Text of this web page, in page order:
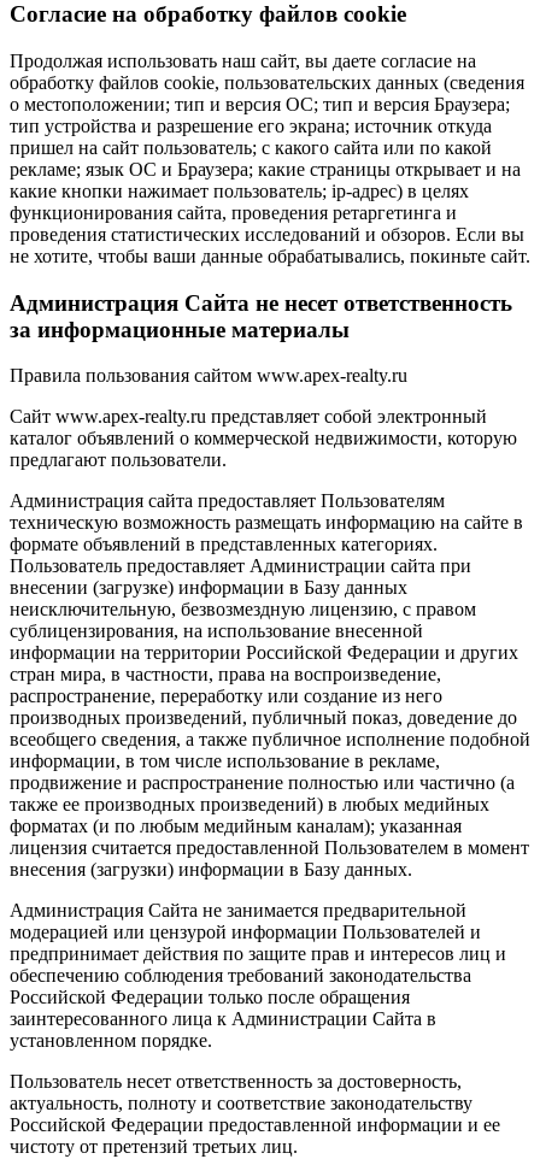
Cогласие на обработку файлов cookie
Продолжая использовать наш сайт, вы даете согласие на
обработку файлов cookie, пользовательских данных (сведения
о местоположении; тип и версия ОС; тип и версия Браузера;
тип устройства и разрешение его экрана; источник откуда
пришел на сайт пользователь; с какого сайта или по какой
рекламе; язык ОС и Браузера; какие страницы открывает и на
какие кнопки нажимает пользователь; ip-адрес) в целях
функционирования сайта, проведения ретаргетинга и
проведения статистических исследований и обзоров. Если вы
не хотите, чтобы ваши данные обрабатывались, покиньте сайт.
Администрация Сайта не несет ответственность
за информационные материалы
Правила пользования сайтом www.apex-realty.ru
Сайт www.apex-realty.ru представляет собой электронный
каталог объявлений о коммерческой недвижимости, которую
предлагают пользователи.
Администрация сайта предоставляет Пользователям
техническую возможность размещать информацию на сайте в
формате объявлений в представленных категориях.
Пользователь предоставляет Администрации сайта при
внесении (загрузке) информации в Базу данных
неисключительную, безвозмездную лицензию, с правом
сублицензирования, на использование внесенной
информации на территории Российской Федерации и других
стран мира, в частности, права на воспроизведение,
распространение, переработку или создание из него
производных произведений, публичный показ, доведение до
всеобщего сведения, а также публичное исполнение подобной
информации, в том числе использование в рекламе,
продвижение и распространение полностью или частично (а
также ее производных произведений) в любых медийных
форматах (и по любым медийным каналам); указанная
лицензия считается предоставленной Пользователем в момент
внесения (загрузки) информации в Базу данных.
Администрация Сайта не занимается предварительной
модерацией или цензурой информации Пользователей и
предпринимает действия по защите прав и интересов лиц и
обеспечению соблюдения требований законодательства
Российской Федерации только после обращения
заинтересованного лица к Администрации Сайта в
установленном порядке.
Пользователь несет ответственность за достоверность,
актуальность, полноту и соответствие законодательству
Российской Федерации предоставленной информации и ее
чистоту от претензий третьих лиц.